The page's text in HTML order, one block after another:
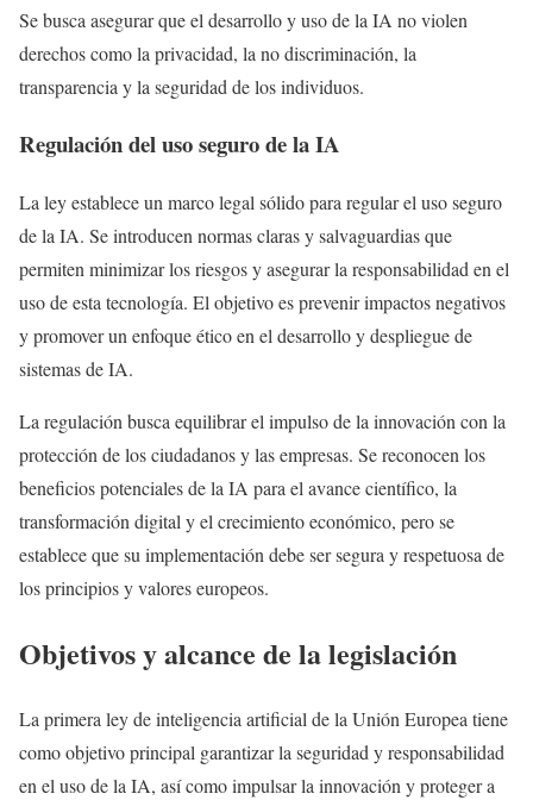
Se busca asegurar que el desarrollo y uso de la IA no violen
derechos como la privacidad, la no discriminación, la
transparencia y la seguridad de los individuos.
Regulación del uso seguro de la IA
La ley establece un marco legal sólido para regular el uso seguro
de la IA. Se introducen normas claras y salvaguardias que
permiten minimizar los riesgos y asegurar la responsabilidad en el
uso de esta tecnología. El objetivo es prevenir impactos negativos
y promover un enfoque ético en el desarrollo y despliegue de
sistemas de IA.
La regulación busca equilibrar el impulso de la innovación con la
protección de los ciudadanos y las empresas. Se reconocen los
beneficios potenciales de la IA para el avance científico, la
transformación digital y el crecimiento económico, pero se
establece que su implementación debe ser segura y respetuosa de
los principios y valores europeos.
Objetivos y alcance de la legislación
La primera ley de inteligencia artificial de la Unión Europea tiene
como objetivo principal garantizar la seguridad y responsabilidad
en el uso de la IA, así como impulsar la innovación y proteger a